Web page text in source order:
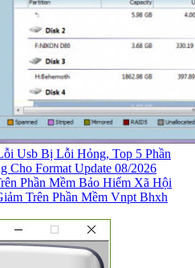
Usb Bị Lỗi Hỏng, Top 5 Phần
Cho Format Update 08/2026
Phần Mềm Bảo Hiểm Xã Hội
Trên Phần Mềm Vnpt Bhxh